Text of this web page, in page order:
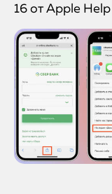
16 от Apple Help